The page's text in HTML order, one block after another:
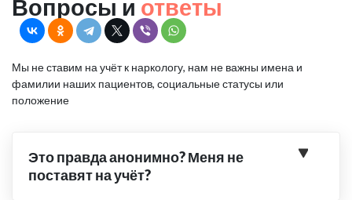
Вопросы и ответы
Мы не ставим на учёт к наркологу, нам не важны имена и
фамилии наших пациентов, социальные статусы или
положение
Это правда анонимно? Меня не
поставят на учёт?